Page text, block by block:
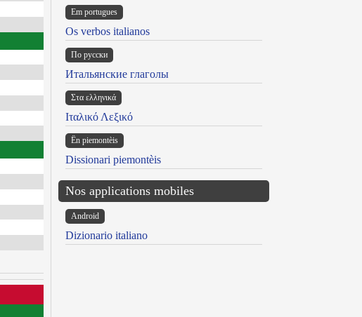
Em portugues
Os verbos italianos
По русски
Итальянские глаголы
Στα ελληνικά
Ιταλικό Λεξικό
Ën piemontèis
Dissionari piemontèis
Nos applications mobiles
Android
Dizionario italiano